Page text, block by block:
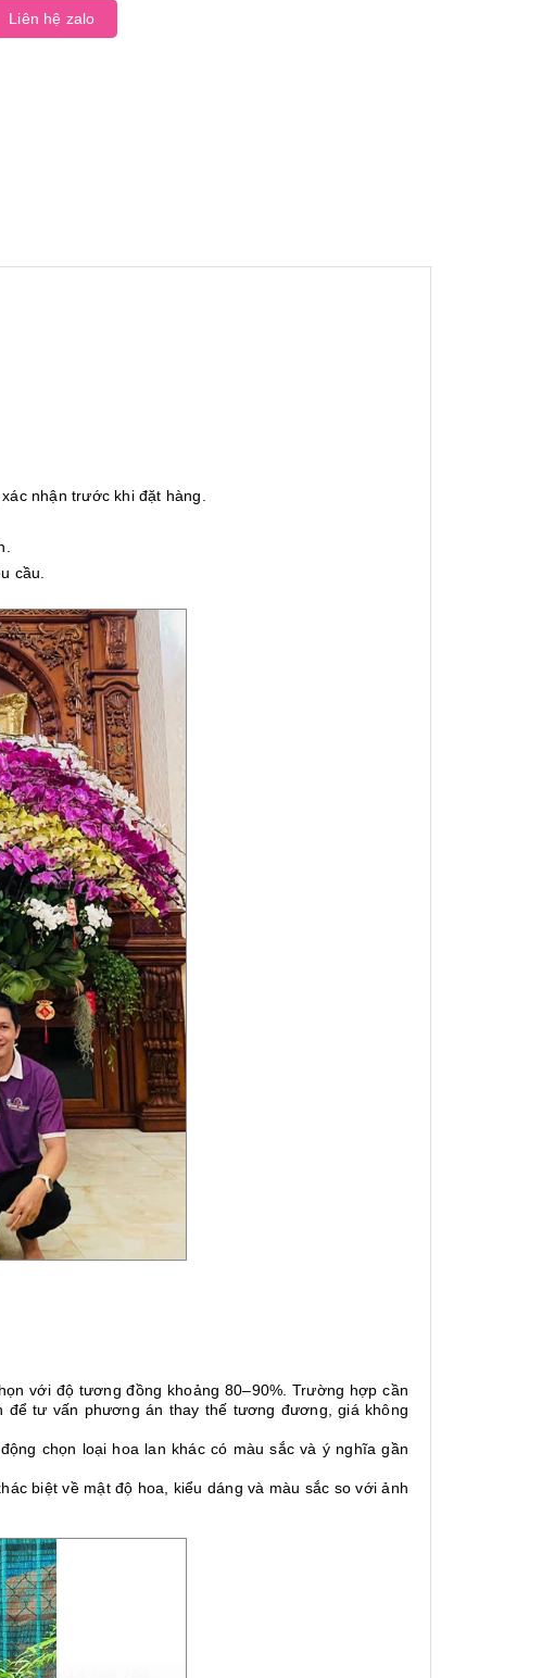
Liên hệ zalo
nhận trước khi đặt hàng.
cầu.
với độ tương đồng khoảng 80–90%. Trường hợp cần
để tư vấn phương án thay thế tương đương, giá không
chọn loại hoa lan khác có màu sắc và ý nghĩa gần
biệt về mật độ hoa, kiểu dáng và màu sắc so với ảnh